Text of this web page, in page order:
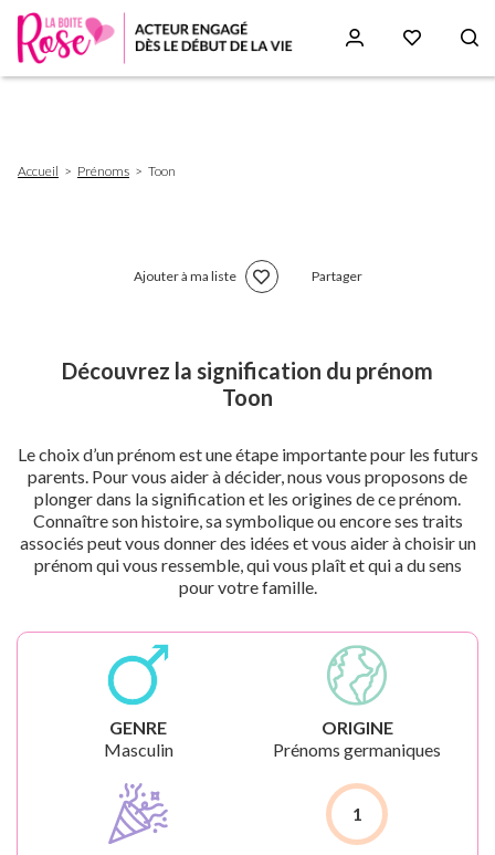
d'Ariane
Accueil Prénoms Toon
Ajouter à ma liste Partager
Découvrez la signification du prénom
Toon
Le choix d’un prénom est une étape importante pour les futurs
parents. Pour vous aider à décider, nous vous proposons de
plonger dans la signification et les origines de ce prénom.
Connaître son histoire, sa symbolique ou encore ses traits
associés peut vous donner des idées et vous aider à choisir un
prénom qui vous ressemble, qui vous plaît et qui a du sens
pour votre famille.
GENRE
Masculin
ORIGINE
Prénoms germaniques
1